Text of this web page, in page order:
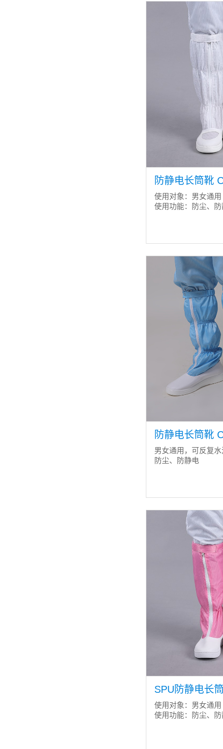
防静电长筒靴
使用对象：男女通用
使用功能：防尘、防
防静电长筒靴
男女通用，可反复水
防尘、防静电
SPU防静电长
使用对象：男女通用
使用功能：防尘、防